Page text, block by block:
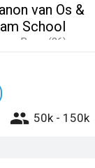
van Os &
School
are Bram (36),
full-time all
50k - 150k